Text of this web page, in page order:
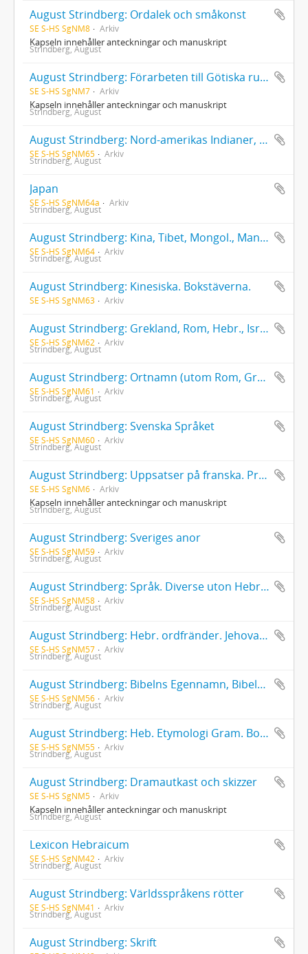
August Strindberg: Ordalek och småkonst
SE S-HS SgNM8 Arkiv
Kapseln innehåller anteckningar och manuskript
Strindberg, August
August Strindberg: Förarbeten till Götiska rummen, Svarta Fanor, En blå bok, Tjänstekvinnans son d.4 (originalmanuskript)
SE S-HS SgNM7 Arkiv
Kapseln innehåller anteckningar och manuskript
Strindberg, August
August Strindberg: Nord-amerikas Indianer, Mexico, Peru
SE S-HS SgNM65 Arkiv
Strindberg, August
Japan
SE S-HS SgNM64a Arkiv
Strindberg, August
August Strindberg: Kina, Tibet, Mongol., Mandschur., Sibirien, Budda
SE S-HS SgNM64 Arkiv
Strindberg, August
August Strindberg: Kinesiska. Bokstäverna.
SE S-HS SgNM63 Arkiv
August Strindberg: Grekland, Rom, Hebr., Israels stammar
SE S-HS SgNM62 Arkiv
Strindberg, August
August Strindberg: Ortnamn (utom Rom, Grekl., Kina, Japan) mest Sverige, Danm., Finl., Lappland
SE S-HS SgNM61 Arkiv
Strindberg, August
August Strindberg: Svenska Språket
SE S-HS SgNM60 Arkiv
Strindberg, August
August Strindberg: Uppsatser på franska. Prosafragment, novell- och romanutkast med mera
SE S-HS SgNM6 Arkiv
Kapseln innehåller anteckningar och manuskript
Strindberg, August
August Strindberg: Sveriges anor
SE S-HS SgNM59 Arkiv
Strindberg, August
August Strindberg: Språk. Diverse uton Hebr. och Svenska
SE S-HS SgNM58 Arkiv
Strindberg, August
August Strindberg: Hebr. ordfränder. Jehova. År. Månad. Räkneorden. Israel
SE S-HS SgNM57 Arkiv
Strindberg, August
August Strindberg: Bibelns Egennamn, Bibeltolkning, hebr. Ordfränder
SE S-HS SgNM56 Arkiv
Strindberg, August
August Strindberg: Heb. Etymologi Gram. Bokstäfver
SE S-HS SgNM55 Arkiv
Strindberg, August
August Strindberg: Dramautkast och skizzer
SE S-HS SgNM5 Arkiv
Kapseln innehåller anteckningar och manuskript
Strindberg, August
Lexicon Hebraicum
SE S-HS SgNM42 Arkiv
Strindberg, August
August Strindberg: Världsspråkens rötter
SE S-HS SgNM41 Arkiv
Strindberg, August
August Strindberg: Skrift